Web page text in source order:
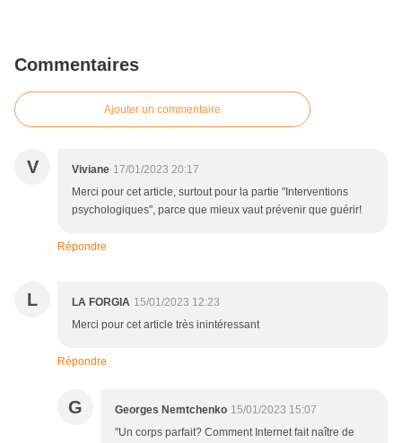
Commentaires
Ajouter un commentaire
V Viviane 17/01/2023 20:17
Merci pour cet article, surtout pour la partie "Interventions
psychologiques", parce que mieux vaut prévenir que guérir!
Répondre
L LA FORGIA 15/01/2023 12:23
Merci pour cet article très inintéressant
Répondre
G Georges Nemtchenko 15/01/2023 15:07
"Un corps parfait? Comment Internet fait naître de